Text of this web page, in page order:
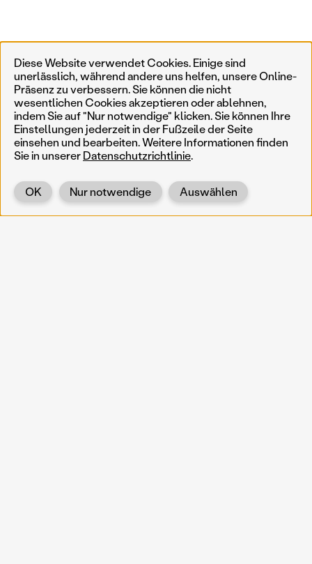
Diese Website verwendet Cookies. Einige sind
unerlässlich, während andere uns helfen, unsere Online-
Präsenz zu verbessern. Sie können die nicht
wesentlichen Cookies akzeptieren oder ablehnen,
indem Sie auf "Nur notwendige" klicken. Sie können Ihre
Einstellungen jederzeit in der Fußzeile der Seite
einsehen und bearbeiten. Weitere Informationen finden
Sie in unsererDatenschutzrichtlinie.
Auswählen
Nur notwendige
OK